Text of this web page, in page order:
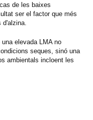
de les baixes
ser el factor que més
elevada LMA no
seques, sinó una
ambientals incloent les